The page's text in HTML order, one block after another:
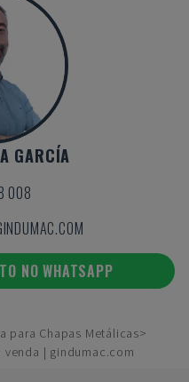
GARCÍA
008
NO WHATSAPP
para Chapas Metálicas
venda | gindumac.com